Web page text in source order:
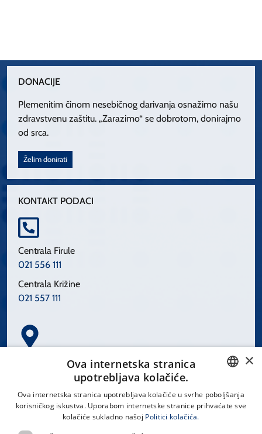
DONACIJE
Plemenitim činom nesebičnog darivanja osnažimo našu
zdravstvenu zaštitu. „Zarazimo“ se dobrotom, donirajmo
od srca.
Želim donirati
KONTAKT PODACI
Centrala Firule
021 556 111
Centrala Križine
021 557 111
Spinčićeva 1, 21000 Split
CROATIAN
×
Ova internetska stranica
upotrebljava kolačiće.
Ova internetska stranica upotrebljava kolačiće u svrhe poboljšanja
korisničkog iskustva. Uporabom internetske stranice prihvaćate sve
kolačiće sukladno našoj Politici kolačića.